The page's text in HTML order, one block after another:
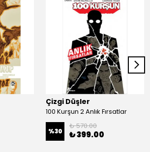
Çizgi Düşler
100 Kurşun 2 Anlık Fırsatlar
%30
₺ 570.00
₺ 399.00